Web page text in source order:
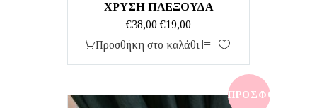
ΧΡΥΣΗ ΠΛΕΞΟΥΔΑ
€38,00 Original
price
€19,00Η
τρέχουσα
€19,00.
Προσθήκη στο καλάθι
ΠΡΟΣΦΟΡΆ!